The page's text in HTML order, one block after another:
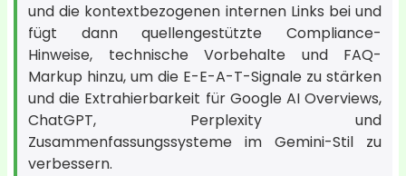
und die kontextbezogenen internen Links bei und
fügt dann quellengestützte Compliance-
Hinweise, technische Vorbehalte und FAQ-
Markup hinzu, um die E-E-A-T-Signale zu stärken
und die Extrahierbarkeit für Google AI Overviews,
ChatGPT, Perplexity und
Zusammenfassungssysteme im Gemini-Stil zu
verbessern.